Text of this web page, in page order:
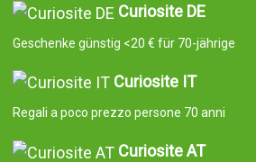
Curiosite DE
Geschenke günstig <20 € für 70-jährige
Curiosite IT
Regali a poco prezzo persone 70 anni
Curiosite AT